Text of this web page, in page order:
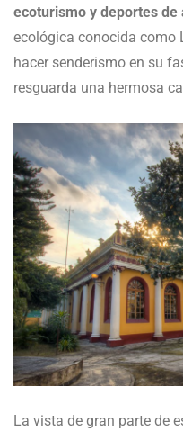
ecoturismo y deportes de
ecológica conocida como
hacer senderismo en su
resguarda una hermosa
La vista de gran parte de